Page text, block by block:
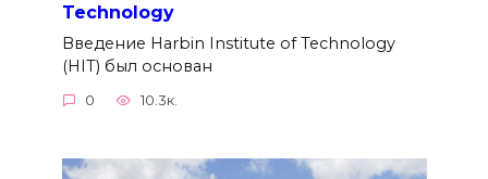
Technology
Введение Harbin Institute of Technology
(HIT) был основан
0 10.3к.